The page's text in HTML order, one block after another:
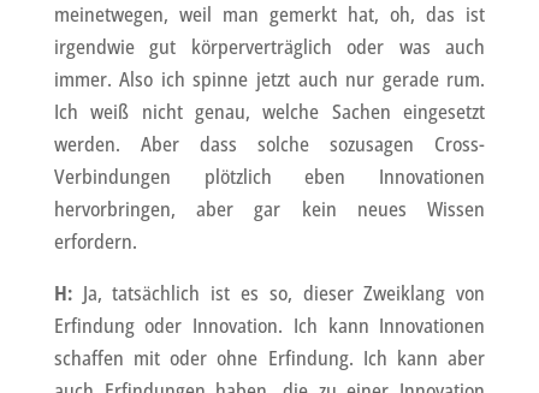
meinetwegen, weil man gemerkt hat, oh, das ist
irgendwie gut körperverträglich oder was auch
immer. Also ich spinne jetzt auch nur gerade rum.
Ich weiß nicht genau, welche Sachen eingesetzt
werden. Aber dass solche sozusagen Cross-
Verbindungen plötzlich eben Innovationen
hervorbringen, aber gar kein neues Wissen
erfordern.
H:Ja, tatsächlich ist es so, dieser Zweiklang von
Erfindung oder Innovation. Ich kann Innovationen
schaffen mit oder ohne Erfindung. Ich kann aber